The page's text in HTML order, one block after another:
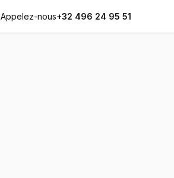
Appelez-nous+32 496 24 95 51